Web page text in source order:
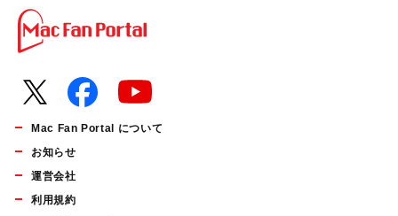
Mac Fan Portal について
お知らせ
運営会社
利用規約